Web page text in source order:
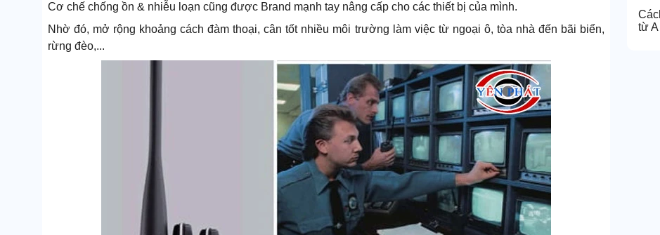
Cơ chế chống ồn & nhiễu loạn cũng được Brand mạnh tay nâng cấp cho các thiết bị của mình.
Nhờ đó, mở rộng khoảng cách đàm thoại, cân tốt nhiều môi trường làm việc từ ngoại ô, tòa nhà đến bãi biển,
rừng đèo,...
từ A